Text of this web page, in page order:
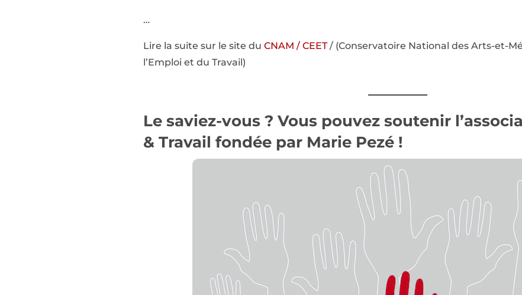
…
Lire la suite sur le site du CNAM / CEET/ (Conservatoire National des Arts-et-
l’Emploi et du Travail)
Le saviez-vous ? Vous pouvez soutenir
& Travail fondée par Marie Pezé !